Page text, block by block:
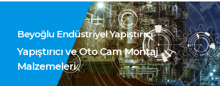
Beyoğlu Endüstriyel Yapıştırıcı
Yapıştırıcı ve Oto Cam Montaj
Malzemeleri